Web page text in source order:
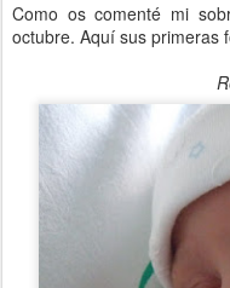
Como os comenté mi
octubre. Aquí sus primeras